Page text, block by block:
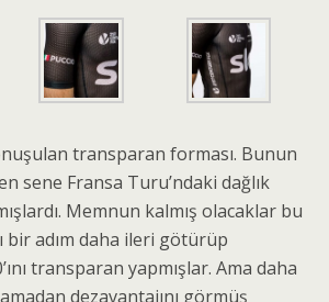
transparan forması. Bunun
sene Fransa Turu’ndaki dağlık
Memnun kalmış olacaklar bu
bir adım daha ileri götürüp
transparan yapmışlar. Ama daha
dezavantajını görmüş